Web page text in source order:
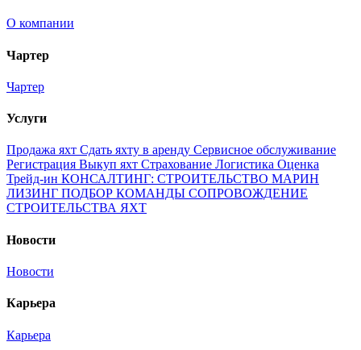
О компании
Чартер
Чартер
Услуги
Продажа яхт Сдать яхту в аренду Сервисное обслуживание
Регистрация Выкуп яхт Страхование Логистика Оценка
Трейд-ин КОНСАЛТИНГ: СТРОИТЕЛЬСТВО МАРИН
ЛИЗИНГ ПОДБОР КОМАНДЫ СОПРОВОЖДЕНИЕ
СТРОИТЕЛЬСТВА ЯХТ
Новости
Новости
Карьера
Карьера